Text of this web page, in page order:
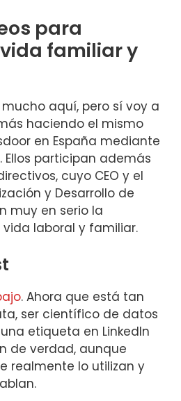
para
familiar y
aquí, pero sí voy a
haciendo el mismo
en España mediante
Ellos participan además
cuyo CEO y el
y Desarrollo de
muy en serio la
laboral y familiar.
. Ahora que está tan
ser científico de datos
etiqueta en LinkedIn
de verdad, aunque
realmente lo utilizan y